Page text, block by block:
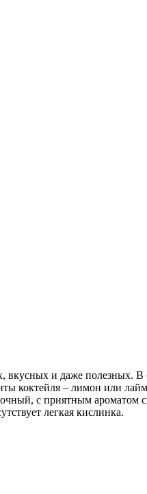
и даже полезных. В
коктейля – лимон или
с приятным ароматом
легкая кислинка.